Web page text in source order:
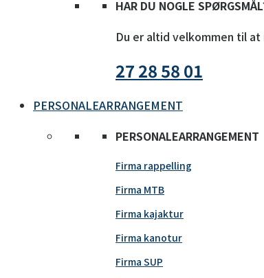
HAR DU NOGLE
Du er altid velkommen til at
27 28 58 01
PERSONALEARRANGEMENT
PERSONALEARRANGEMENT
Firma rappelling
Firma MTB
Firma kajaktur
Firma kanotur
Firma SUP